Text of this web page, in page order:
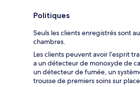
Politiques
Seuls les clients enregistrés sont
chambres.
Les clients peuvent avoir l’esprit
a un détecteur de monoxyde de
un détecteur de fumée, un
trousse de premiers soins sur